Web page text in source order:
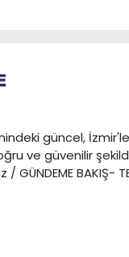
güncel,
ve güvenilir
GÜNDEME BAKIŞ-